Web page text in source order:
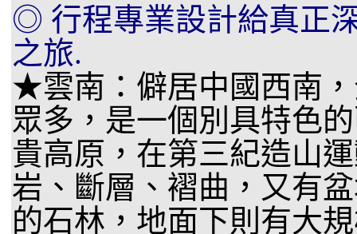
◎ 行程專業設計給真正
之旅.
★雲南：僻居中國西南
眾多，是一個別具特色
貴高原，在第三紀造山
岩、斷層、褶曲，又有
的石林，地面下則有大